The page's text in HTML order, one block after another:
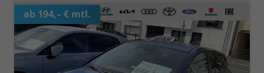
ab 194,– € mtl.